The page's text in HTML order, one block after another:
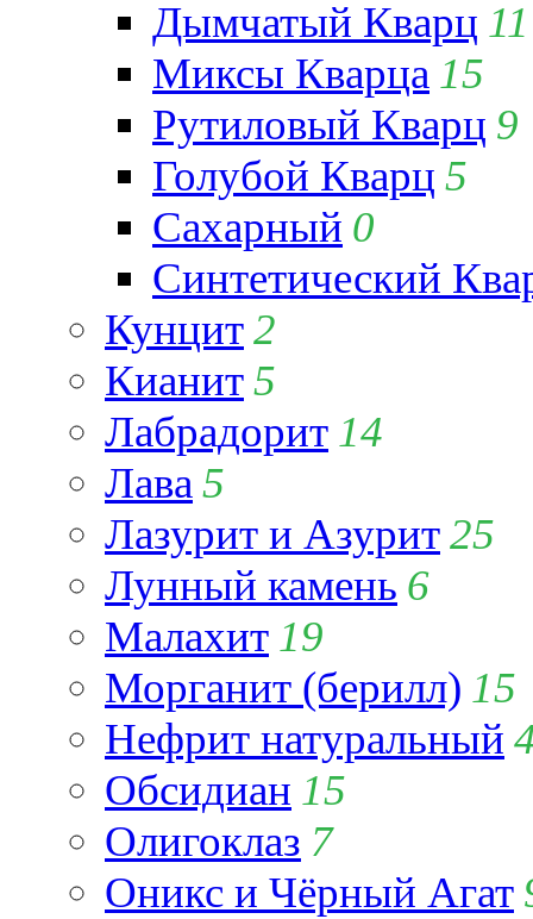
Дымчатый Кварц 11
Миксы Кварца 15
Рутиловый Кварц 9
Голубой Кварц 5
Сахарный 0
Синтетический
Кунцит2
Кианит5
Лабрадорит 14
Лава 5
Лазурит и Азурит25
Лунный камень 6
Малахит 19
Морганит (берилл) 15
Нефрит натуральный
Обсидиан 15
Олигоклаз 7
Оникс и Чёрный Агат